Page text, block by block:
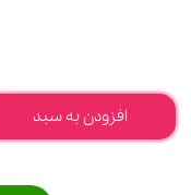
افزودن به سبد